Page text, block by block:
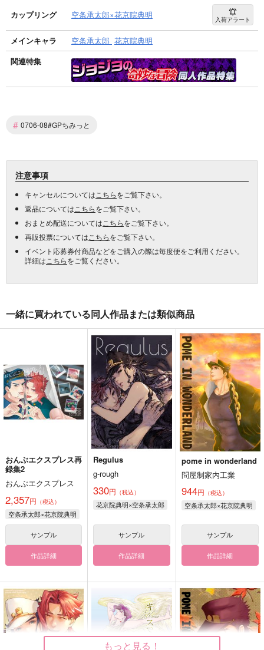
カップリング 空条承太郎×花京院典明 入荷アラート
メインキャラ 空条承太郎 花京院典明
関連特集
# 0706-08#GPちみっと
注意事項
キャンセルについては こちらをご覧下さい。
返品については こちらをご覧下さい。
おまとめ配送については こちらをご覧下さい。
再販投票については こちらをご覧下さい。
イベント応募券付商品などをご購入の際は毎度便をご利用ください。
詳細は こちらをご覧ください。
一緒に買われている同人作品または類似商品
おんぶエクスプレス再
録集2
おんぶエクスプレス
2,357円 （税込）
空条承太郎×花京院典明
サンプル
作品詳細
Regulus
g-rough
330円 （税込）
花京院典明×空条承太郎
サンプル
作品詳細
pome in wonderland
問屋制家内工業
944円 （税込）
空条承太郎×花京院典明
サンプル
作品詳細
もっと見る！